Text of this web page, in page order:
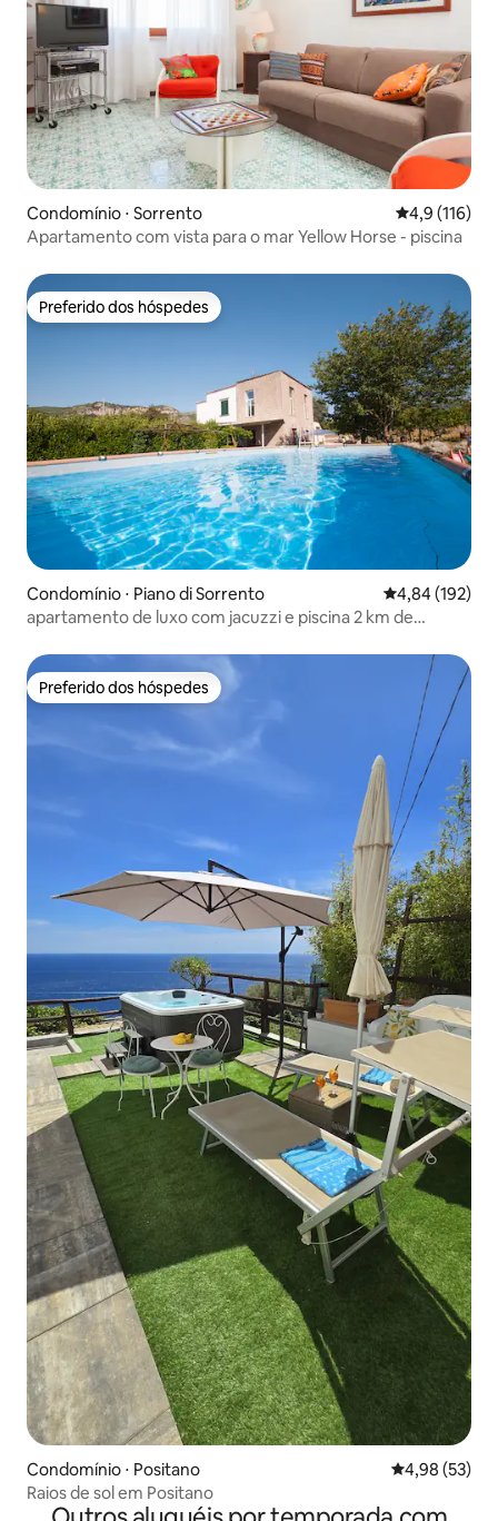
Condomínio ⋅ Sorrento 4,9 de uma
4,9 (116)
Apartamento com vista para o mar Yellow Horse - piscina
Preferido dos hóspedes
Preferido dos hóspedes
Condomínio ⋅ Piano di Sorrento 4,84 de uma
4,84 (192)
apartamento de luxo com jacuzzi e piscina 2 km de
Preferido dos hóspedes
Preferido dos hóspedes
Condomínio ⋅ Positano 4,98 de uma
4,98 (53)
Raios de sol em Positano